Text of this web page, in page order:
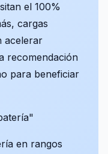
el 100%
cargas
acelerar
recomendación
para beneficiar
en rangos